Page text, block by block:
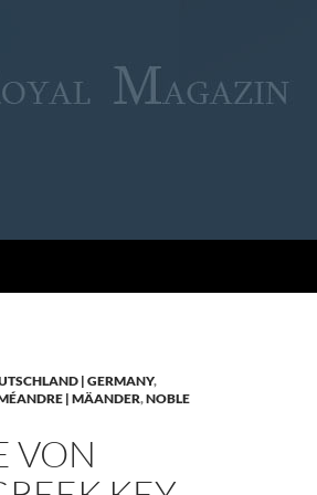
| GERMANY,
| MÄANDER,NOBLE
VON